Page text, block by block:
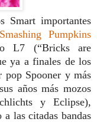
Smart importantes
Smashing Pumpkins
L7 (“Bricks are
ya a finales de los
pop Spooner y más
años más mozos
y Eclipse),
las citadas bandas